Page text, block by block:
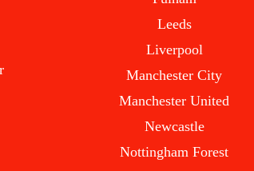
Leeds
Liverpool
Manchester City
Manchester United
Newcastle
Nottingham Forest